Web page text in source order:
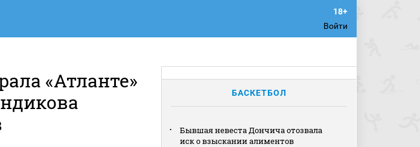
Войти
«Атланте»
БАСКЕТБОЛ
Бывшая невеста Дончича отозвала
иск о взыскании алиментов